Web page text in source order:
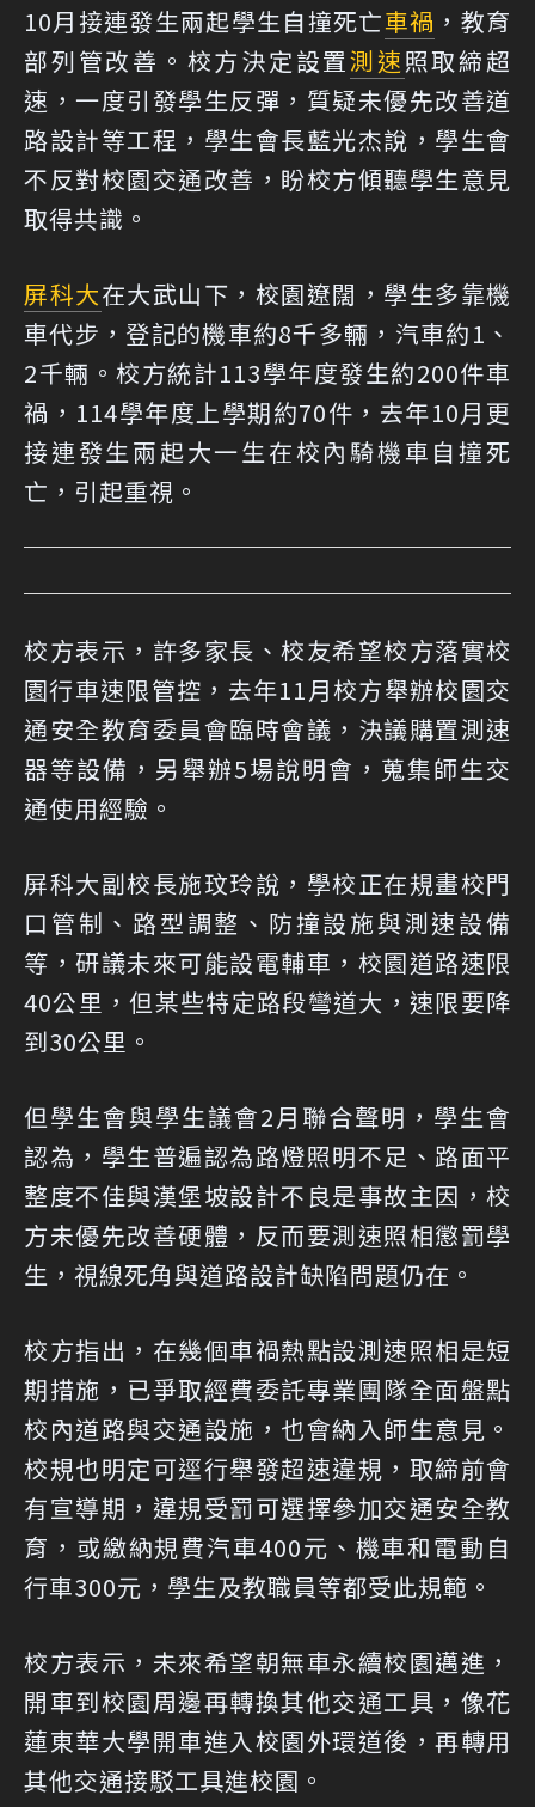
10月接連發生兩起學生自撞死亡車禍 ，教育
部列管改善。校方決定設置測速照取締超
速，一度引發學生反彈，質疑未優先改善道
路設計等工程，學生會長藍光杰說，學生會
不反對校園交通改善，盼校方傾聽學生意見
取得共識。
屏科大在大武山下，校園遼闊，學生多靠機
車代步，登記的機車約8千多輛，汽車約1、
2千輛。校方統計113學年度發生約200件車
禍，114學年度上學期約70件，去年10月更
接連發生兩起大一生在校內騎機車自撞死
亡，引起重視。
校方表示，許多家長、校友希望校方落實校
園行車速限管控，去年11月校方舉辦校園交
通安全教育委員會臨時會議，決議購置測速
器等設備，另舉辦5場說明會，蒐集師生交
通使用經驗。
屏科大副校長施玟玲說，學校正在規畫校門
口管制、路型調整、防撞設施與測速設備
等，研議未來可能設電輔車，校園道路速限
40公里，但某些特定路段彎道大，速限要降
到30公里。
但學生會與學生議會2月聯合聲明，學生會
認為，學生普遍認為路燈照明不足、路面平
整度不佳與漢堡坡設計不良是事故主因，校
方未優先改善硬體，反而要測速照相懲罰學
生，視線死角與道路設計缺陷問題仍在。
校方指出，在幾個車禍熱點設測速照相是短
期措施，已爭取經費委託專業團隊全面盤點
校內道路與交通設施，也會納入師生意見。
校規也明定可逕行舉發超速違規，取締前會
有宣導期，違規受罰可選擇參加交通安全教
育，或繳納規費汽車400元、機車和電動自
行車300元，學生及教職員等都受此規範。
校方表示，未來希望朝無車永續校園邁進，
開車到校園周邊再轉換其他交通工具，像花
蓮東華大學開車進入校園外環道後，再轉用
其他交通接駁工具進校園。